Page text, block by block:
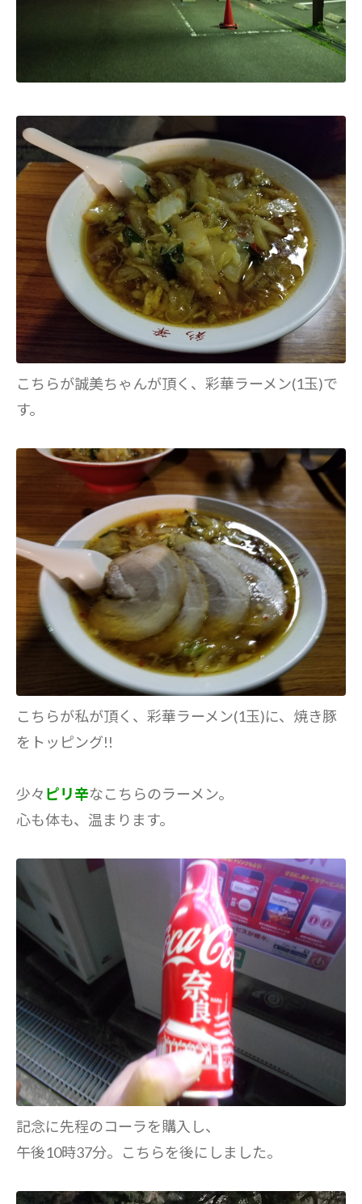
こちらが誠美ちゃんが頂く、彩華ラーメン(1玉)で
す。
こちらが私が頂く、彩華ラーメン(1玉)に、焼き豚
をトッピング!!
少々 ピリ辛なこちらのラーメン。
心も体も、温まります。
記念に先程のコーラを購入し、
午後10時37分。こちらを後にしました。